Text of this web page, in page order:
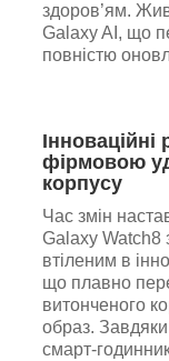
здоров’ям.
Galaxy AI, що
повністю
фірмовою
корпусу
Час змін
Galaxy Watch8
втіленим в
що плавно
витонченого
образ. Завдяки
смарт-